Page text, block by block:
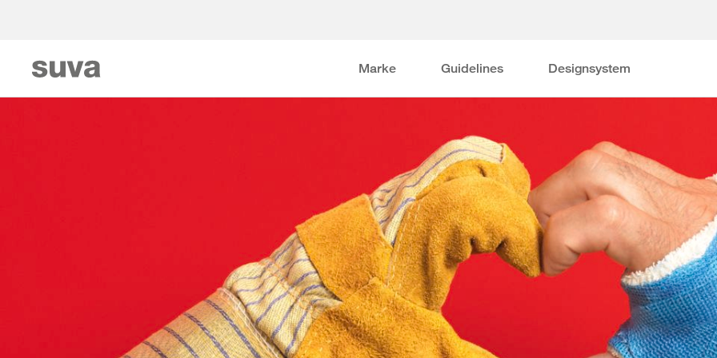
Marke Guidelines Designsystem